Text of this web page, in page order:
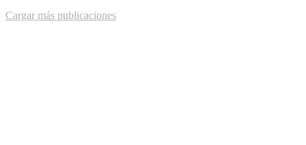
Cargar más publicaciones